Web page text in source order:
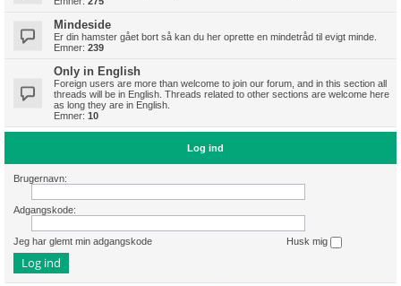
Mindeside
Er din hamster gået bort så kan du her oprette en mindetråd til evigt minde.
Emner: 239
Only in English
Foreign users are more than welcome to join our forum, and in this section all
threads will be in English. Threads related to other sections are welcome here
as long they are in English.
Emner: 10
Log ind
Brugernavn:
Adgangskode:
Jeg har glemt min adgangskode Husk mig